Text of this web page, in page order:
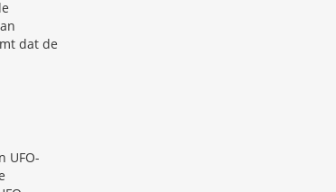
dat de
UFO-